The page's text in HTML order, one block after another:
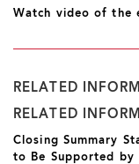
Watch video of the
RELATED
RELATED
Closing Summary
to Be Supported by